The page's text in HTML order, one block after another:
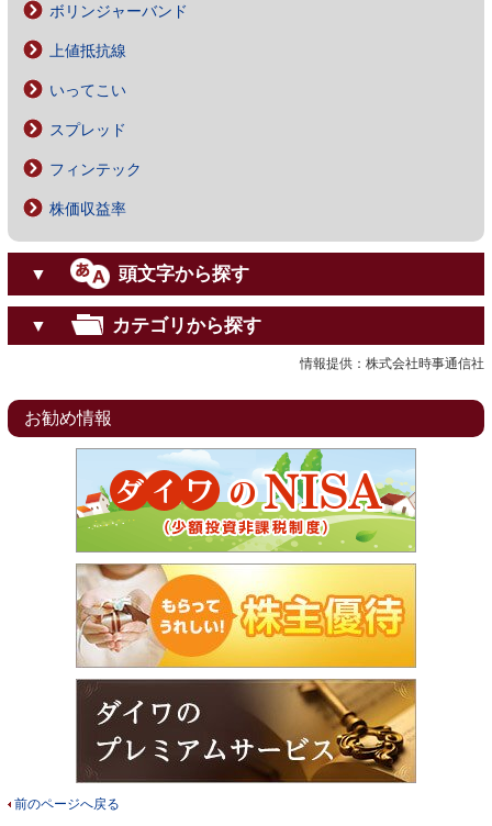
ボリンジャーバンド
上値抵抗線
いってこい
スプレッド
フィンテック
株価収益率
▼ 頭文字から探す
▼ カテゴリから探す
情報提供：株式会社時事通信社
お勧め情報
前のページへ戻る